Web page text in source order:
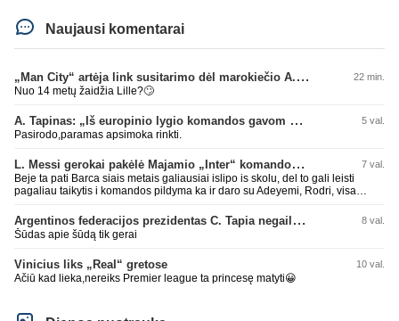
Naujausi komentarai
„Man City“ artėja link susitarimo dėl marokiečio A. Bouaddi persikėlimo 22 min.
Nuo 14 metų žaidžia Lille?🙄
A. Tapinas: „Iš europinio lygio komandos gavom gerų pamokų“ 5 val.
Pasirodo,paramas apsimoka rinkti.
L. Messi gerokai pakėlė Majamio „Inter“ komandos vertę 7 val.
Beje ta pati Barca siais metais galiausiai islipo is skolu, del to gali leisti
pagaliau taikytis i komandos pildyma ka ir daro su Adeyemi, Rodri, visa
Argentinos federacijos prezidentas C. Tapia negailėjo pagyrų G. Infantino 8 val.
Šūdas apie šūdą tik gerai
Vinicius liks „Real“ gretose 10 val.
Ačiū kad lieka,nereiks Premier league ta princesę matyti😀